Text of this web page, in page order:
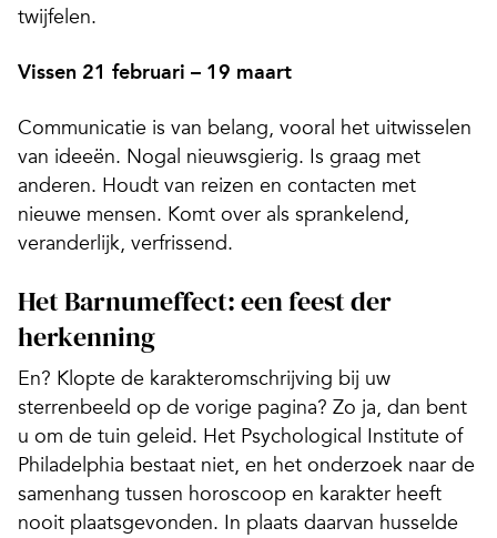
twijfelen.
Vissen 21 februari – 19 maart
Communicatie is van belang, vooral het uitwisselen
van ideeën. Nogal nieuwsgierig. Is graag met
anderen. Houdt van reizen en contacten met
nieuwe mensen. Komt over als spran­kelend,
veranderlijk, verfrissend.
Het Barnumeffect: een feest der
herkenning
En? Klopte de karakteromschrijving bij uw
sterrenbeeld op de vorige pagina? Zo ja, dan bent
u om de tuin geleid. Het Psychological Institute of
Philadel­phia bestaat niet, en het onderzoek naar de
samenhang tussen horoscoop en karakter heeft
nooit plaatsgevonden. In plaats daarvan husselde